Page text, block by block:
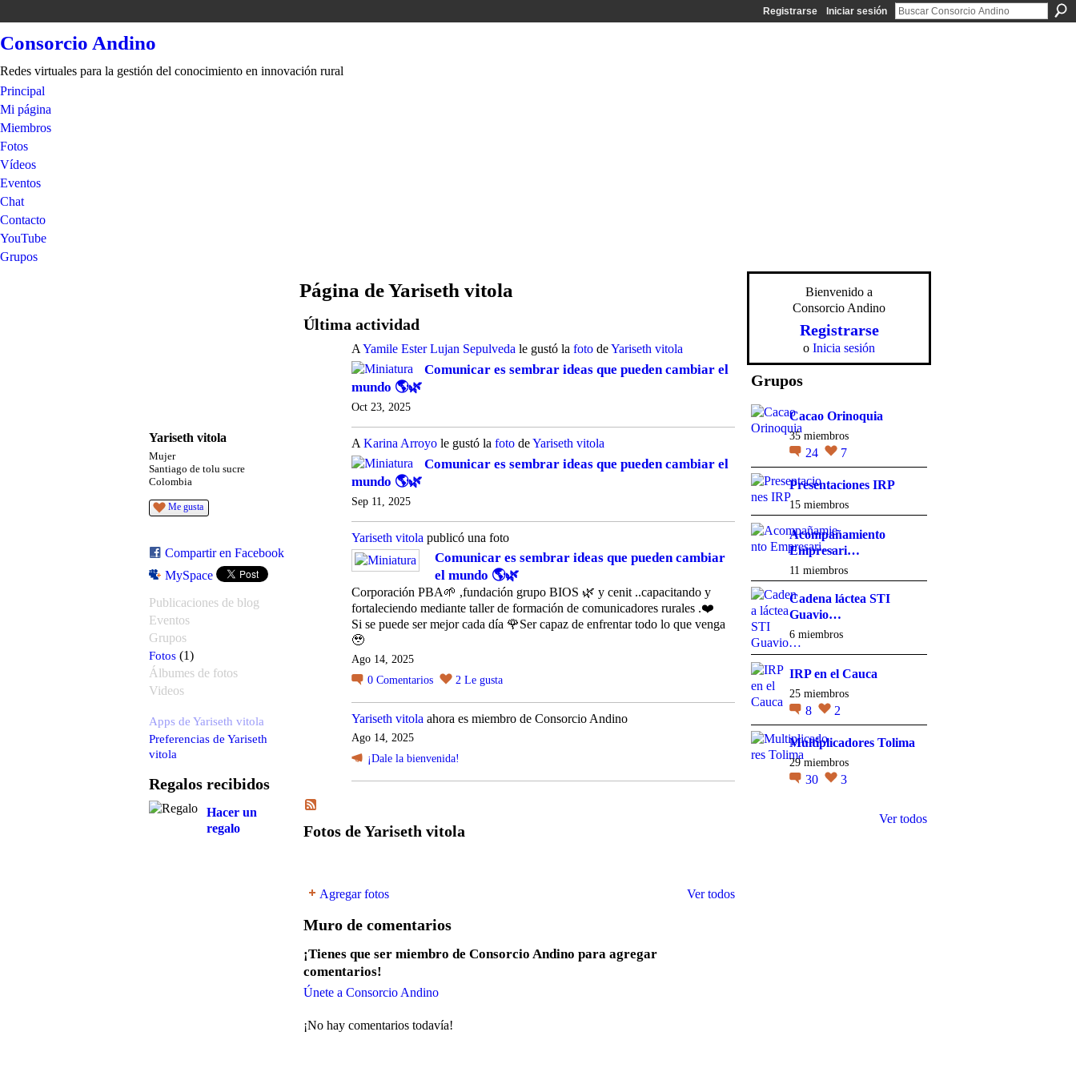
Registrarse Iniciar sesión
Consorcio Andino
Redes virtuales para la gestión del conocimiento en innovación rural
Principal
Mi página
Miembros
Fotos
Vídeos
Eventos
Chat
Contacto
YouTube
Grupos
Yariseth vitola
Mujer
Santiago de tolu sucre
Colombia
Me gusta
Compartir en Facebook
MySpace
Publicaciones de blog
Eventos
Grupos
Fotos (1)
Álbumes de fotos
Videos
Apps de Yariseth vitola
Preferencias de Yariseth
vitola
Regalos recibidos
Hacer un
regalo
Página de Yariseth vitola
Última actividad
A Yamile Ester Lujan Sepulveda le gustó la foto deYariseth vitola
Comunicar es sembrar ideas que pueden cambiar el
mundo 🌎🌿
Oct 23, 2025
A Karina Arroyo le gustó la foto deYariseth vitola
Comunicar es sembrar ideas que pueden cambiar el
mundo 🌎🌿
Sep 11, 2025
Yariseth vitola publicó una foto
Comunicar es sembrar ideas que pueden cambiar
el mundo 🌎🌿
Corporación PBA🌱 ,fundación grupo BIOS 🌿 y cenit ..capacitando y
fortaleciendo mediante taller de formación de comunicadores rurales .❤️
Si se puede ser mejor cada día 🌹Ser capaz de enfrentar todo lo que venga
🥹
Ago 14, 2025
0 Comentarios 2 Le gusta
Yariseth vitola ahora es miembro de Consorcio Andino
Ago 14, 2025
¡Dale la bienvenida!
Fotos de Yariseth vitola
Agregar fotos Ver todos
Muro de comentarios
¡Tienes que ser miembro de Consorcio Andino para agregar
comentarios!
Únete a Consorcio Andino
¡No hay comentarios todavía!
Bienvenido a
Consorcio Andino
Registrarse
o Inicia sesión
Grupos
Cacao Orinoquia
35 miembros
24 7
Presentaciones IRP
15 miembros
Acompañamiento
Empresari…
11 miembros
Cadena láctea STI
Guavio…
6 miembros
IRP en el Cauca
25 miembros
8 2
Multiplicadores Tolima
29 miembros
30 3
Ver todos